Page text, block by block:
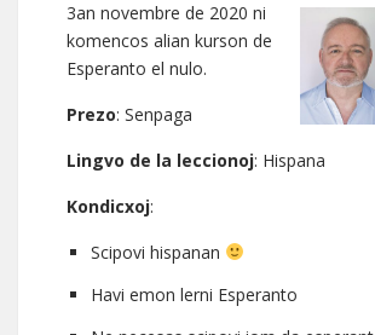
3an novembre de 2020 ni
komencos alian kurson de
Esperanto el nulo.
Prezo: Senpaga
Lingvo de la leccionoj: Hispana
Kondicxoj:
Scipovi hispanan
Havi emon lerni Esperanto